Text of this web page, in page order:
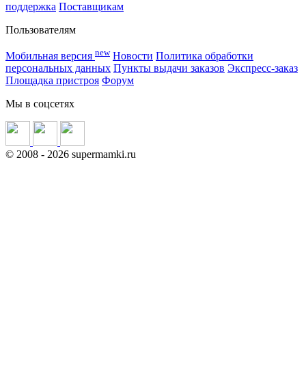
поддержка Поставщикам
Пользователям
Мобильная версия new Новости Политика обработки
персональных данных Пункты выдачи заказов Экспресс-заказ
Площадка пристроя Форум
Мы в соцсетях
© 2008 - 2026 supermamki.ru